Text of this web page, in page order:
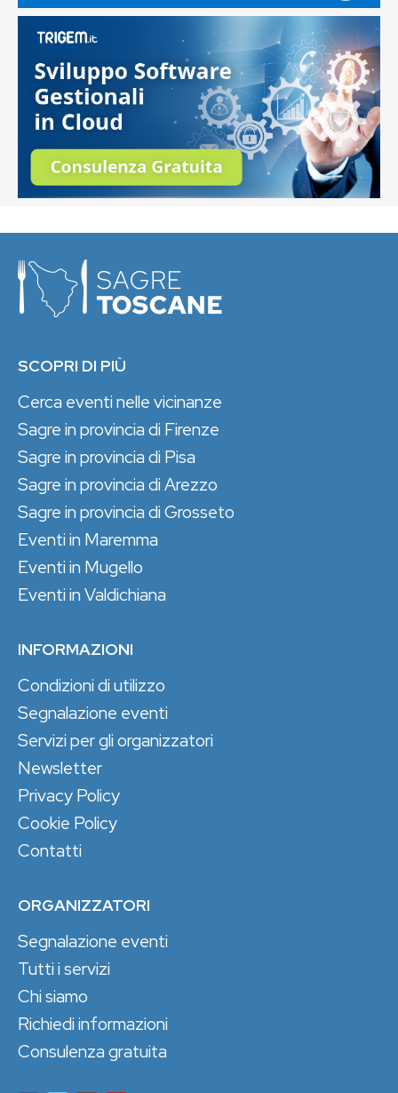
SCOPRI DI PIÙ
Cerca eventi nelle vicinanze
Sagre in provincia di Firenze
Sagre in provincia di Pisa
Sagre in provincia di Arezzo
Sagre in provincia di Grosseto
Eventi in Maremma
Eventi in Mugello
Eventi in Valdichiana
INFORMAZIONI
Condizioni di utilizzo
Segnalazione eventi
Servizi per gli organizzatori
Newsletter
Privacy Policy
Cookie Policy
Contatti
ORGANIZZATORI
Segnalazione eventi
Tutti i servizi
Chi siamo
Richiedi informazioni
Consulenza gratuita